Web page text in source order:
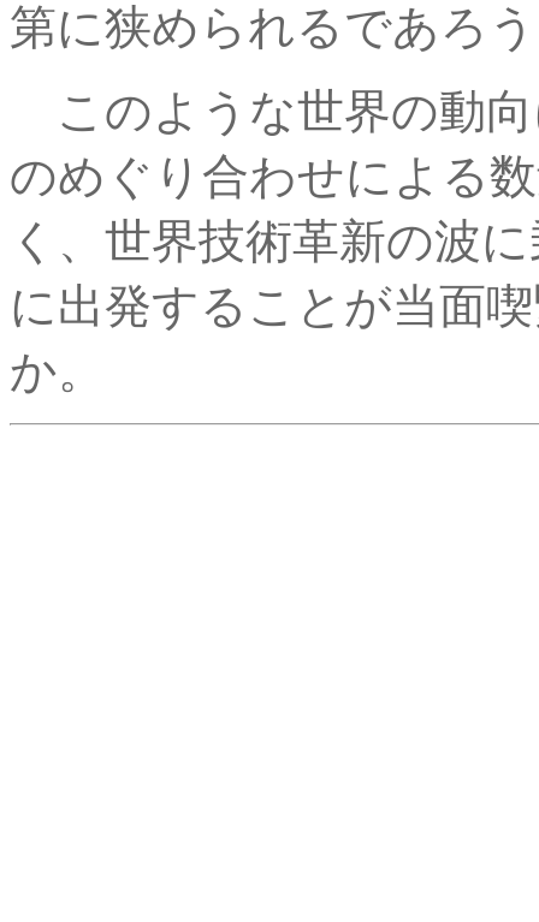
第に狭められるであろ
このような世界の動
のめぐり合わせによる
く、世界技術革新の波
に出発することが当面
か。